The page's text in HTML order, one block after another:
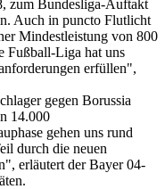
zum Bundesliga-Auftakt
Auch in puncto Flutlicht
Mindestleistung von 800
Fußball-Liga hat uns
erfüllen",
gegen Borussia
14.000
gehen uns rund
durch die neuen
erläutert der Bayer 04-